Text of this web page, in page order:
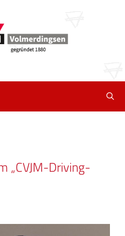
„CVJM-Driving-